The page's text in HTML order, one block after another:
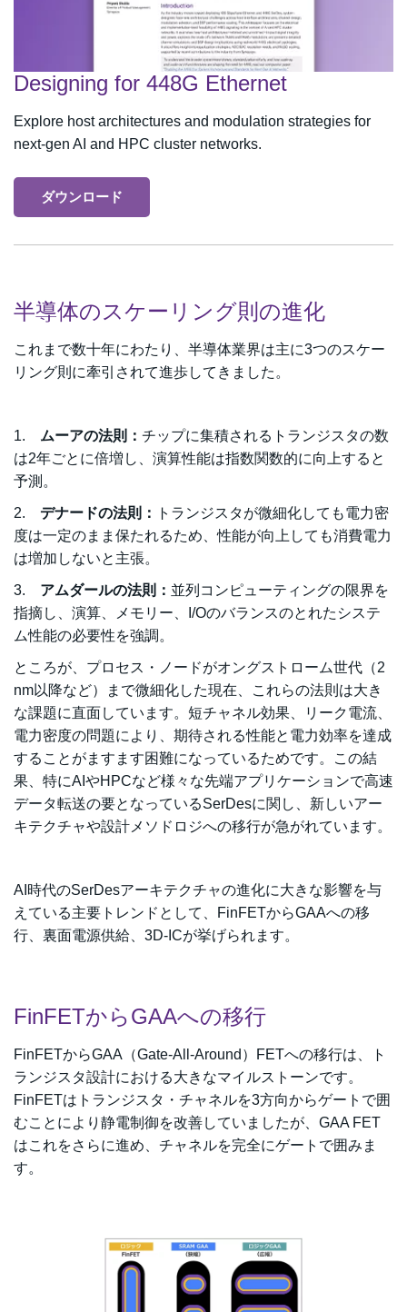
Designing for 448G Ethernet
Explore host architectures and modulation strategies for
next-gen AI and HPC cluster networks.
ダウンロード
半導体のスケーリング則の進化
これまで数十年にわたり、半導体業界は主に3つのスケー
リング則に牽引されて進歩してきました。
1. ムーアの法則： チップに集積されるトランジスタの数
は2年ごとに倍増し、演算性能は指数関数的に向上すると
予測。
2. デナードの法則：
トランジスタが微細化しても電力密
度は一定のまま保たれるため、性能が向上しても消費電力
は増加しないと主張。
3. アムダールの法則： 並列コンピューティングの限界を
指摘し、演算、メモリー、I/Oのバランスのとれたシステ
ム性能の必要性を強調。
ところが、プロセス・ノードがオングストローム世代（2
nm以降など）まで微細化した現在、これらの法則は大き
な課題に直面しています。短チャネル効果、リーク電流、
電力密度の問題により、期待される性能と電力効率を達成
することがますます困難になっているためです。この結
果、特にAIやHPCなど様々な先端アプリケーションで高速
データ転送の要となっているSerDesに関し、新しいアー
キテクチャや設計メソドロジへの移行が急がれています。
AI時代のSerDesアーキテクチャの進化に大きな影響を与
えている主要トレンドとして、FinFETからGAAへの移
行、裏面電源供給、3D-ICが挙げられます。
FinFETからGAAへの移行
FinFETからGAA（Gate-All-Around）FETへの移行は、ト
ランジスタ設計における大きなマイルストーンです。
FinFETはトランジスタ・チャネルを3方向からゲートで囲
むことにより静電制御を改善していましたが、GAA FET
はこれをさらに進め、チャネルを完全にゲートで囲みま
す。